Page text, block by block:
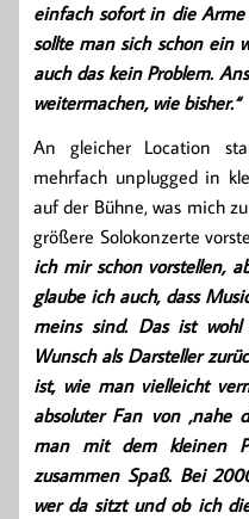
einfach sofort in die
sollte man sich schon ein
auch das kein Problem.
weitermachen, wie bisher.“
An gleicher Location
mehrfach unplugged in
auf der Bühne, was mich
größere Solokonzerte
ich mir schon vorstellen,
glaube ich auch, dass
meins sind. Das ist
Wunsch als Darsteller
ist, wie man vielleicht
absoluter Fan von ‚nahe
man mit dem kleinen
zusammen Spaß. Bei
wer da sitzt und ob ich